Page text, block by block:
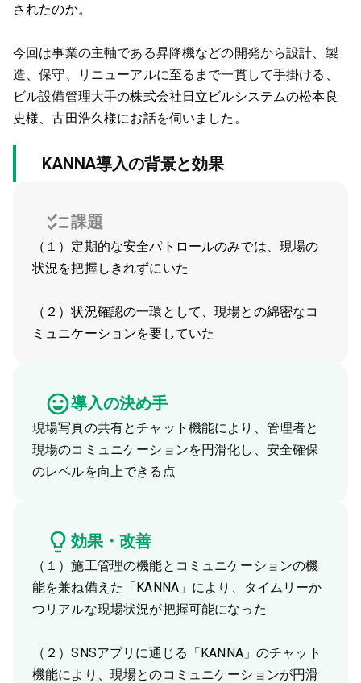
されたのか。
今回は事業の主軸である昇降機などの開発から設計、製
造、保守、リニューアルに至るまで一貫して手掛ける、
ビル設備管理大手の株式会社日立ビルシステムの松本良
史様、古田浩久様にお話を伺いました。
KANNA導入の背景と効果
課題
（１）定期的な安全パトロールのみでは、現場の
状況を把握しきれずにいた
（２）状況確認の一環として、現場との綿密なコ
ミュニケーションを要していた
導入の決め手
現場写真の共有とチャット機能により、管理者と
現場のコミュニケーションを円滑化し、安全確保
のレベルを向上できる点
効果・改善
（１）施工管理の機能とコミュニケーションの機
能を兼ね備えた「KANNA」により、タイムリーか
つリアルな現場状況が把握可能になった
（２）SNSアプリに通じる「KANNA」のチャット
機能により、現場とのコミュニケーションが円滑